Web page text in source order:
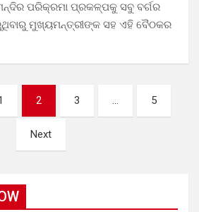
ପରିକ୍ରମା ପ୍ରକଳ୍ପକୁ ସବୁ ବର୍ଗର
ମୁଖ୍ୟମନ୍ତ୍ରୀଙ୍କ ସହ ଏହି ବୈଠକର
2 3 … 5
Next